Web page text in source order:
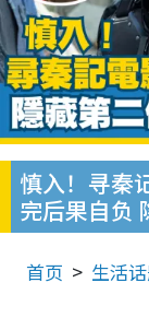
慎入！寻秦
完后果自负
首页 生活